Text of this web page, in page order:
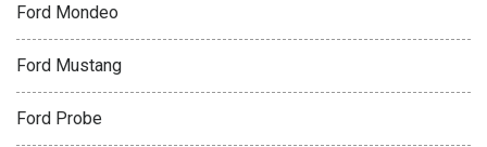
Ford Mondeo
Ford Mustang
Ford Probe